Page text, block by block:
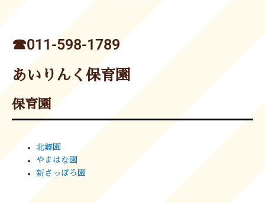
☎︎011-598-1789
あいりんく保育園
保育園
北郷園
やまはな園
新さっぽろ園